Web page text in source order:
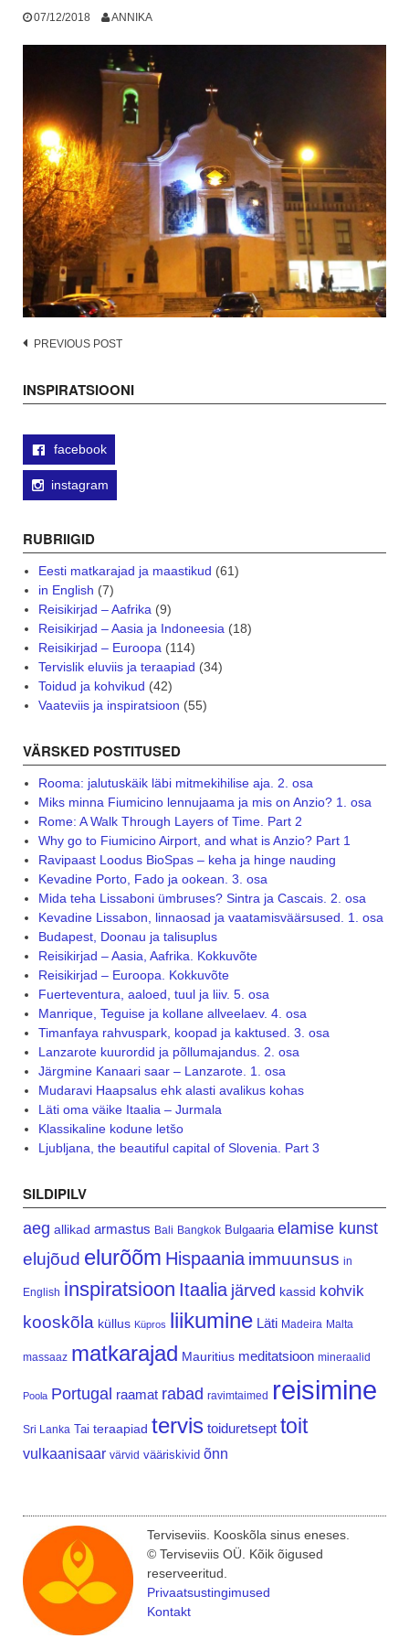
07/12/2018 ANNIKA
Post
PREVIOUS POST
INSPIRATSIOONI
facebook
instagram
RUBRIIGID
Eesti matkarajad ja maastikud (61)
in English (7)
Reisikirjad – Aafrika(9)
Reisikirjad – Aasia ja Indoneesia(18)
Reisikirjad – Euroopa(114)
Tervislik eluviis ja teraapiad (34)
Toidud ja kohvikud (42)
Vaateviis ja inspiratsioon (55)
VÄRSKED POSTITUSED
Rooma: jalutuskäik läbi mitmekihilise aja. 2. osa
Miks minna Fiumicino lennujaama ja mis on Anzio? 1. osa
Rome: A Walk Through Layers of Time. Part 2
Why go to Fiumicino Airport, and what is Anzio? Part 1
Ravipaast Loodus BioSpas – keha ja hinge nauding
Kevadine Porto, Fado ja ookean. 3. osa
Mida teha Lissaboni ümbruses? Sintra ja Cascais. 2. osa
Kevadine Lissabon, linnaosad ja vaatamisväärsused. 1. osa
Budapest, Doonau ja talisuplus
Reisikirjad – Aasia, Aafrika. Kokkuvõte
Reisikirjad – Euroopa. Kokkuvõte
Fuerteventura, aaloed, tuul ja liiv. 5. osa
Manrique, Teguise ja kollane allveelaev. 4. osa
Timanfaya rahvuspark, koopad ja kaktused. 3. osa
Lanzarote kuurordid ja põllumajandus. 2. osa
Järgmine Kanaari saar – Lanzarote. 1. osa
Mudaravi Haapsalus ehk alasti avalikus kohas
Läti oma väike Itaalia – Jurmala
Klassikaline kodune letšo
Ljubljana, the beautiful capital of Slovenia. Part 3
SILDIPILV
aeg allikad armastus Bali Bangkok Bulgaaria elamise kunst
elujõud elurõõm Hispaania immuunsus in
English inspiratsioon Itaalia järved kassid kohvik
kooskõla küllus Küpros liikumine Läti Madeira Malta
massaaz matkarajad Mauritius meditatsioon mineraalid
Poola Portugal raamat rabad ravimtaimed reisimine
Sri Lanka Tai teraapiad tervis toiduretsept toit
vulkaanisaar värvid vääriskivid õnn
Terviseviis. Kooskõla sinus eneses.
© Terviseviis OÜ. Kõik õigused
reserveeritud.
Privaatsustingimused
Kontakt